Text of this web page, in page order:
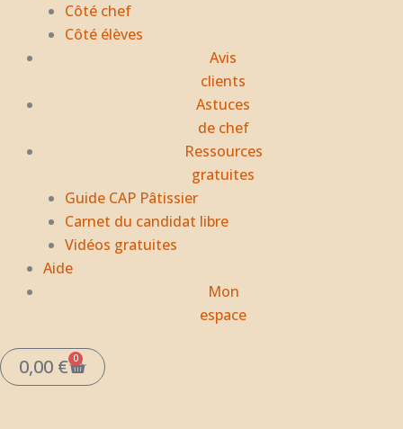
Côté chef
Côté élèves
Avis
clients
Astuces
de chef
Ressources
gratuites
Guide CAP Pâtissier
Carnet du candidat libre
Vidéos gratuites
Aide
Mon
espace
0,00 € 0
Panier